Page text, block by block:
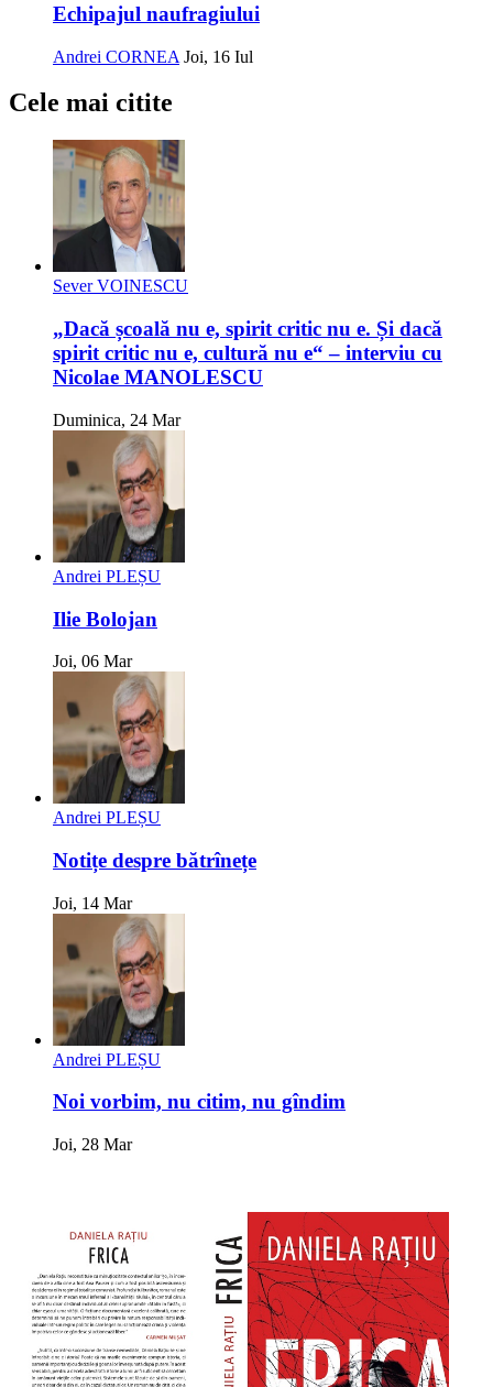
Echipajul naufragiului
Andrei CORNEA Joi, 16 Iul
Cele mai citite
Sever VOINESCU
„Dacă școală nu e, spirit critic nu e. Și dacă
spirit critic nu e, cultură nu e“ – interviu cu
Nicolae MANOLESCU
Duminica, 24 Mar
Andrei PLEȘU
Ilie Bolojan
Joi, 06 Mar
Andrei PLEȘU
Notițe despre bătrînețe
Joi, 14 Mar
Andrei PLEȘU
Noi vorbim, nu citim, nu gîndim
Joi, 28 Mar